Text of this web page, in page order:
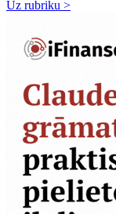
Uz rubriku >